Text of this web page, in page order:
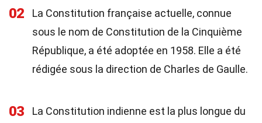
02
La Constitution française actuelle, connue
sous le nom de Constitution de la Cinquième
République, a été adoptée en 1958. Elle a été
rédigée sous la direction de Charles de Gaulle.
03
La Constitution indienne est la plus longue du